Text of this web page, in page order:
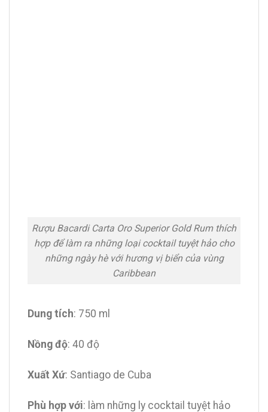
Rượu Bacardi Carta Oro Superior Gold Rum thích
hợp để làm ra những loại cocktail tuyệt hảo cho
những ngày hè với hương vị biển của vùng
Caribbean
Dung tích: 750 ml
Nồng độ: 40 độ
Xuất Xứ: Santiago de Cuba
Phù hợp với: làm những ly cocktail tuyệt hảo